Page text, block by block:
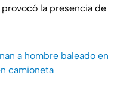
provocó la presencia de
a hombre baleado en
camioneta